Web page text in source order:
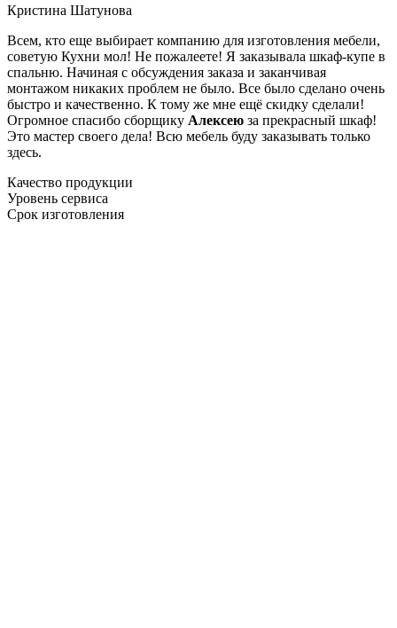
Кристина Шатунова
Всем, кто еще выбирает компанию для изготовления мебели,
советую Кухни мол! Не пожалеете! Я заказывала шкаф-купе в
спальню. Начиная с обсуждения заказа и заканчивая
монтажом никаких проблем не было. Все было сделано очень
быстро и качественно. К тому же мне ещё скидку сделали!
Огромное спасибо сборщику Алексею за прекрасный шкаф!
Это мастер своего дела! Всю мебель буду заказывать только
здесь.
Качество продукции
Уровень сервиса
Срок изготовления